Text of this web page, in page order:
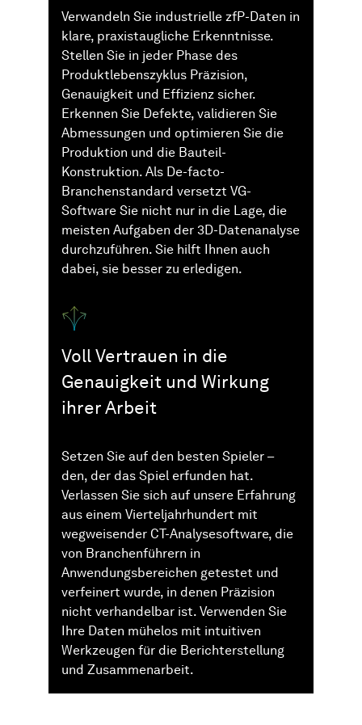
Verwandeln Sie industrielle zfP-Daten in
klare, praxistaugliche Erkenntnisse.
Stellen Sie in jeder Phase des
Produktlebenszyklus Präzision,
Genauigkeit und Effizienz sicher.
Erkennen Sie Defekte, validieren Sie
Abmessungen und optimieren Sie die
Produktion und die Bauteil-
Konstruktion. Als De-facto-
Branchenstandard versetzt VG-
Software Sie nicht nur in die Lage, die
meisten Aufgaben der 3D-Datenanalyse
durchzuführen. Sie hilft Ihnen auch
dabei, sie besser zu erledigen.
Voll Vertrauen in die
Genauigkeit und Wirkung
ihrer Arbeit
Setzen Sie auf den besten Spieler –
den, der das Spiel erfunden hat.
Verlassen Sie sich auf unsere Erfahrung
aus einem Vierteljahrhundert mit
wegweisender CT-Analysesoftware, die
von Branchenführern in
Anwendungsbereichen getestet und
verfeinert wurde, in denen Präzision
nicht verhandelbar ist. Verwenden Sie
Ihre Daten mühelos mit intuitiven
Werkzeugen für die Berichterstellung
und Zusammenarbeit.